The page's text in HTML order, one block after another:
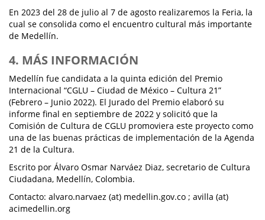
En 2023 del 28 de julio al 7 de agosto realizaremos la Feria, la
cual se consolida como el encuentro cultural más importante
de Medellín.
4. MÁS INFORMACIÓN
Medellín fue candidata a la quinta edición del Premio
Internacional “CGLU – Ciudad de México – Cultura 21”
(Febrero – Junio 2022). El Jurado del Premio elaboró su
informe final en septiembre de 2022 y solicitó que la
Comisión de Cultura de CGLU promoviera este proyecto como
una de las buenas prácticas de implementación de la Agenda
21 de la Cultura.
Escrito por Álvaro Osmar Narváez Diaz, secretario de Cultura
Ciudadana, Medellín, Colombia.
Contacto: alvaro.narvaez (at) medellin.gov.co ; avilla (at)
acimedellin.org